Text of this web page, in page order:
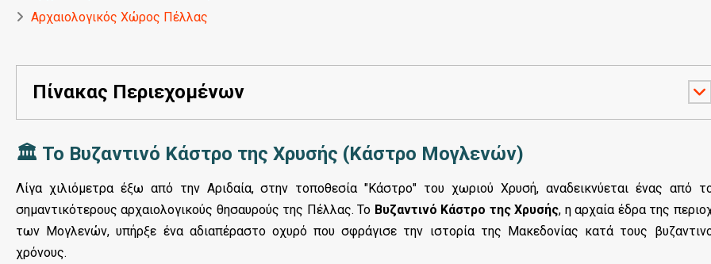
Αρχαιολογικός Χώρος Πέλλας
Πίνακας Περιεχομένων
🏛️ Το Βυζαντινό Κάστρο της Χρυσής (Κάστρο Μογλενών)
Λίγα χιλιόμετρα έξω από την Αριδαία, στην τοποθεσία "Κάστρο" του χωριού Χρυσή, αναδεικνύεται ένας από
σημαντικότερους αρχαιολογικούς θησαυρούς της Πέλλας. Το Βυζαντινό Κάστρο της Χρυσής, η αρχαία έδρα της
των Μογλενών, υπήρξε ένα αδιαπέραστο οχυρό που σφράγισε την ιστορία της Μακεδονίας κατά τους
χρόνους.